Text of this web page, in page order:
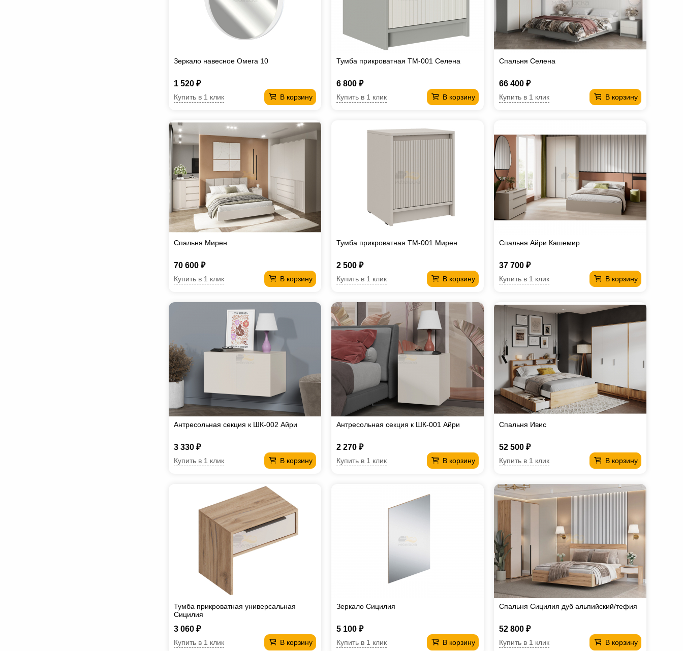
Зеркало навесное Омега 10
1 520 ₽
В корзину
Купить в 1 клик
Тумба прикроватная ТМ-001 Селена
6 800 ₽
В корзину
Купить в 1 клик
Спальня Селена
66 400 ₽
В корзину
Купить в 1 клик
Спальня Мирен
70 600 ₽
В корзину
Купить в 1 клик
Тумба прикроватная ТМ-001 Мирен
2 500 ₽
В корзину
Купить в 1 клик
Спальня Айри Кашемир
37 700 ₽
В корзину
Купить в 1 клик
Антресольная секция к ШК-002 Айри
3 330 ₽
В корзину
Купить в 1 клик
Антресольная секция к ШК-001 Айри
2 270 ₽
В корзину
Купить в 1 клик
Спальня Ивис
52 500 ₽
В корзину
Купить в 1 клик
Тумба прикроватная универсальная
Сицилия
3 060 ₽
В корзину
Купить в 1 клик
Зеркало Сицилия
5 100 ₽
В корзину
Купить в 1 клик
Спальня Сицилия дуб альпийский/тефия
52 800 ₽
В корзину
Купить в 1 клик